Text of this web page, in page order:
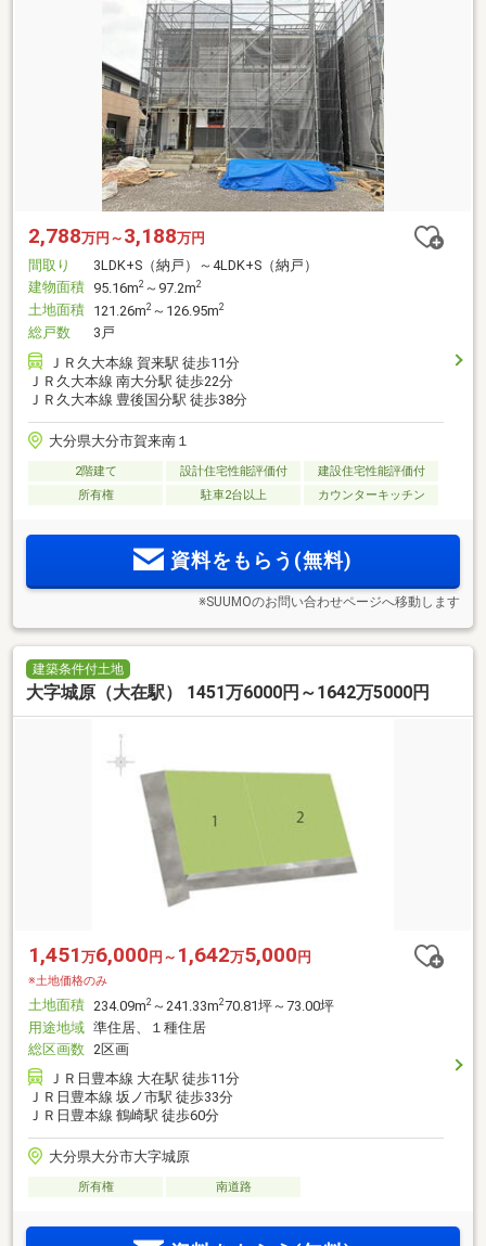
2,788万円～ 3,188万円
間取り
3LDK+S（納戸）～4LDK+S（納戸）
建物面積 95.16m2 ～97.2m2
土地面積 121.26m2 ～126.95m2
総戸数
3戸
ＪＲ久大本線 賀来駅 徒歩11分
ＪＲ久大本線 南大分駅 徒歩22分
ＪＲ久大本線 豊後国分駅 徒歩38分
大分県大分市賀来南１
2階建て 設計住宅性能評価付
建設住宅性能評価付
所有権
駐車2台以上 カウンターキッチン
資料をもらう(無料)
※SUUMOのお問い合わせページへ移動します
建築条件付土地
大字城原（大在駅） 1451万6000円～1642万5000円
1,451 万6,000円～ 1,642万5,000円
※土地価格のみ
土地面積 234.09m2 ～241.33m270.81坪～73.00坪
用途地域 準住居、１種住居
総区画数 2区画
ＪＲ日豊本線 大在駅 徒歩11分
ＪＲ日豊本線 坂ノ市駅 徒歩33分
ＪＲ日豊本線 鶴崎駅 徒歩60分
大分県大分市大字城原
所有権 南道路